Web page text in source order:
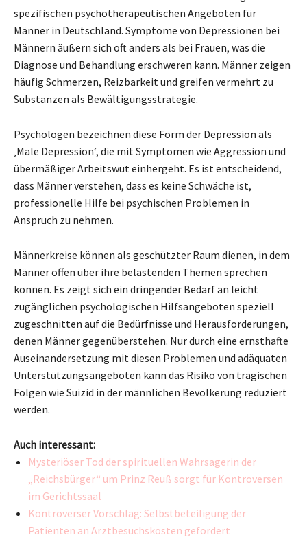
spezifischen psychotherapeutischen Angeboten für
Männer in Deutschland. Symptome von Depressionen bei
Männern äußern sich oft anders als bei Frauen, was die
Diagnose und Behandlung erschweren kann. Männer zeigen
häufig Schmerzen, Reizbarkeit und greifen vermehrt zu
Substanzen als Bewältigungsstrategie.
Psychologen bezeichnen diese Form der Depression als
‚Male Depression‘, die mit Symptomen wie Aggression und
übermäßiger Arbeitswut einhergeht. Es ist entscheidend,
dass Männer verstehen, dass es keine Schwäche ist,
professionelle Hilfe bei psychischen Problemen in
Anspruch zu nehmen.
Männerkreise können als geschützter Raum dienen, in dem
Männer offen über ihre belastenden Themen sprechen
können. Es zeigt sich ein dringender Bedarf an leicht
zugänglichen psychologischen Hilfsangeboten speziell
zugeschnitten auf die Bedürfnisse und Herausforderungen,
denen Männer gegenüberstehen. Nur durch eine ernsthafte
Auseinandersetzung mit diesen Problemen und adäquaten
Unterstützungsangeboten kann das Risiko von tragischen
Folgen wie Suizid in der männlichen Bevölkerung reduziert
werden.
Auch interessant:
Mysteriöser Tod der spirituellen Wahrsagerin der
„Reichsbürger“ um Prinz Reuß sorgt für Kontroversen
im Gerichtssaal
Kontroverser Vorschlag: Selbstbeteiligung der
Patienten an Arztbesuchskosten gefordert